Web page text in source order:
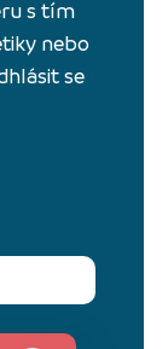
s tím
nebo
se